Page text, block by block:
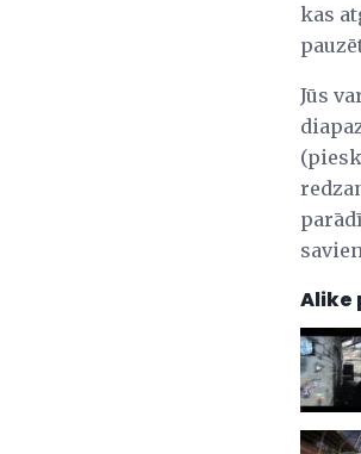
kas
Jūs
Alike